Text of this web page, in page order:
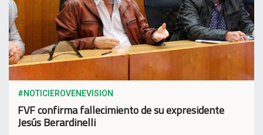
#NOTICIEROVENEVISION
FVF confirma fallecimiento de su expresidente
Jesús Berardinelli